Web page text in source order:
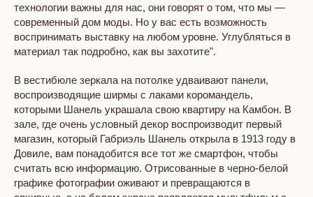
технологии важны для нас, они говорят о том, что мы —
современный дом моды. Но у вас есть возможность
воспринимать выставку на любом уровне. Углубляться в
материал так подробно, как вы захотите".
В вестибюле зеркала на потолке удваивают панели,
воспроизводящие ширмы с лаками коромандель,
которыми Шанель украшала свою квартиру на Камбон. В
зале, где очень условный декор воспроизводит первый
магазин, который Габриэль Шанель открыла в 1913 году в
Довиле, вам понадобится все тот же смартфон, чтобы
считать всю информацию. Отрисованные в черно-белой
графике фотографии оживают и превращаются в